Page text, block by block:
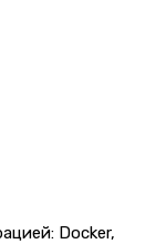
Docker,